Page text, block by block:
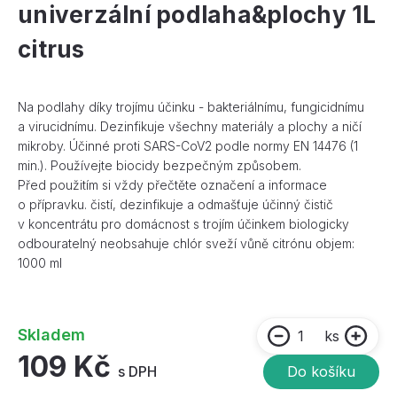
univerzální podlaha&plochy 1L
citrus
Na podlahy díky trojímu účinku - bakteriálnímu, fungicidnímu
a virucidnímu. Dezinfikuje všechny materiály a plochy a ničí
mikroby. Účinné proti SARS-CoV2 podle normy EN 14476 (1
min.). Používejte biocidy bezpečným způsobem.
Před použitím si vždy přečtěte označení a informace
o přípravku. čistí, dezinfikuje a odmašťuje účinný čistič
v koncentrátu pro domácnost s trojím účinkem biologicky
odbouratelný neobsahuje chlór sveží vůně citrónu objem:
1000 ml
Skladem
109 Kč s DPH
ks
Do košíku